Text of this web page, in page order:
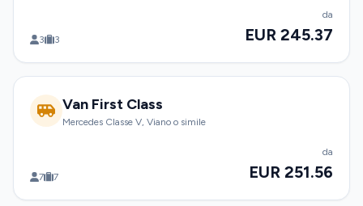
3 3
da
EUR 245.37
Van First Class
Mercedes Classe V, Viano o simile
7 7
da
EUR 251.56